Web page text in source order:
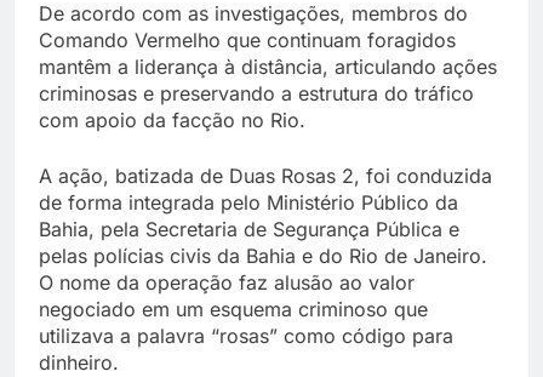
De acordo com as investigações, membros do
Comando Vermelho que continuam foragidos
mantêm a liderança à distância, articulando ações
criminosas e preservando a estrutura do tráfico
com apoio da facção no Rio.
A ação, batizada de Duas Rosas 2, foi conduzida
de forma integrada pelo Ministério Público da
Bahia, pela Secretaria de Segurança Pública e
pelas polícias civis da Bahia e do Rio de Janeiro.
O nome da operação faz alusão ao valor
negociado em um esquema criminoso que
utilizava a palavra “rosas” como código para
dinheiro.